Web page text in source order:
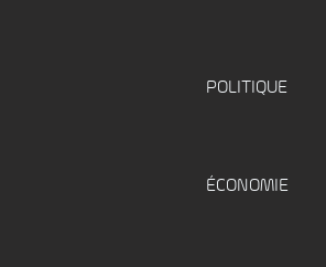
POLITIQUE
ÉCONOMIE